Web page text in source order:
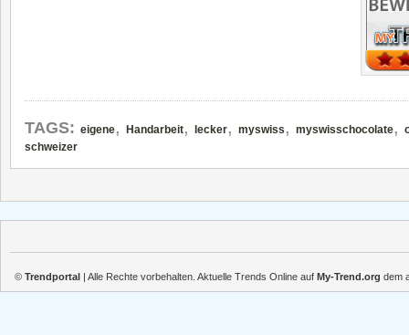
TAGS: eigene, Handarbeit, lecker, myswiss , myswisschocolate,
schweizer
© Trendportal | Alle Rechte vorbehalten. Aktuelle Trends Online auf My-Trend.org dem